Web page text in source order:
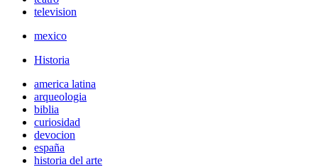
television
mexico
Historia
america latina
arqueologia
biblia
curiosidad
devocion
españa
historia del arte